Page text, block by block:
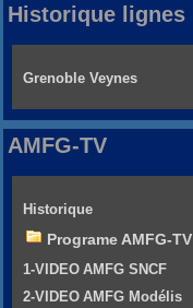
Historique lignes
Grenoble Veynes
AMFG-TV
Historique
Programe AMFG-TV
1-VIDEO AMFG SNCF
2-VIDEO AMFG Modélis